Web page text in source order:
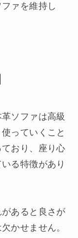
ァを維持し
ソファは高級
っていくこと
おり、座り心
る特徴があり
あると良さが
かせません。